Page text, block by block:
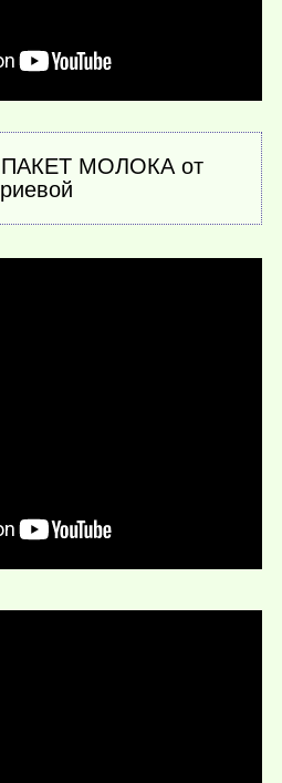
МОЛОКА от